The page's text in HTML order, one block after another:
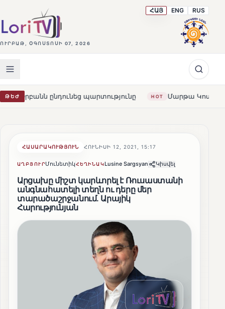
ՈՒՐԲԱԹ, ՕԳՈՍՏՈՍԻ 07, 2026
ՀԱՅ ENG RUS
ԹԵԺ պարտությունը HOT Մարթա Կոս. «Հայաստանն ու
ՀԱՍԱՐԱԿՈՒԹՅՈՒՆ ՀՈՒՆԻՍԻ 12, 2021, 15:17
ԱՂԲՅՈՒՐՄունետիկՀԵՂԻՆԱԿLusine Sargsyan Կիսվել
Արցախը միշտ կարևորել է Ռուսաստանի
անգնահատելի տեղն ու դերը մեր
տարածաշրջանում․ Արայիկ
Հարությունյան